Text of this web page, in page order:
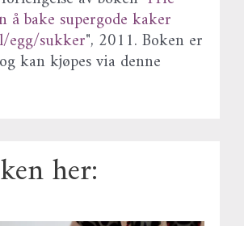
å bake supergode kaker
egg/sukker", 2011. Boken er
kan kjøpes via denne
her: